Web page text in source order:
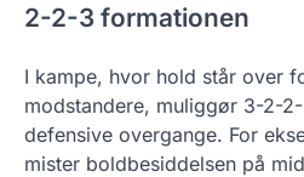
2-2-3 formationen
I kampe, hvor hold står over
modstandere, muliggør 3-2-
defensive overgange. For
mister boldbesiddelsen på